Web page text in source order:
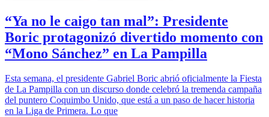
“Ya no le caigo tan mal”: Presidente
Boric protagonizó divertido momento con
“Mono Sánchez” en La Pampilla
Esta semana, el presidente Gabriel Boric abrió oficialmente la Fiesta
de La Pampilla con un discurso donde celebró la tremenda campaña
del puntero Coquimbo Unido, que está a un paso de hacer historia
en la Liga de Primera. Lo que